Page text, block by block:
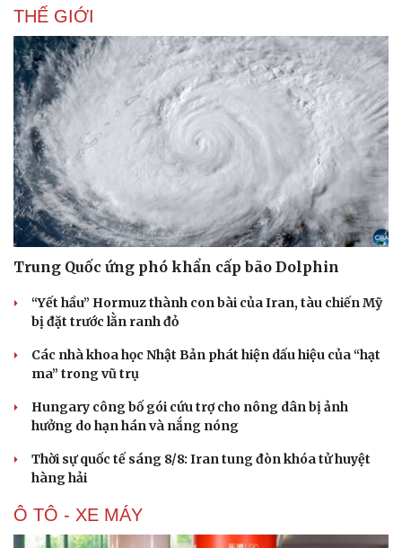
THẾ GIỚI
Trung Quốc ứng phó khẩn cấp bão Dolphin
“Yết hầu” Hormuz thành con bài của Iran, tàu chiến Mỹ
bị đặt trước lằn ranh đỏ
Các nhà khoa học Nhật Bản phát hiện dấu hiệu của “hạt
ma” trong vũ trụ
Hungary công bố gói cứu trợ cho nông dân bị ảnh
hưởng do hạn hán và nắng nóng
Thời sự quốc tế sáng 8/8: Iran tung đòn khóa tử huyệt
hàng hải
Ô TÔ - XE MÁY